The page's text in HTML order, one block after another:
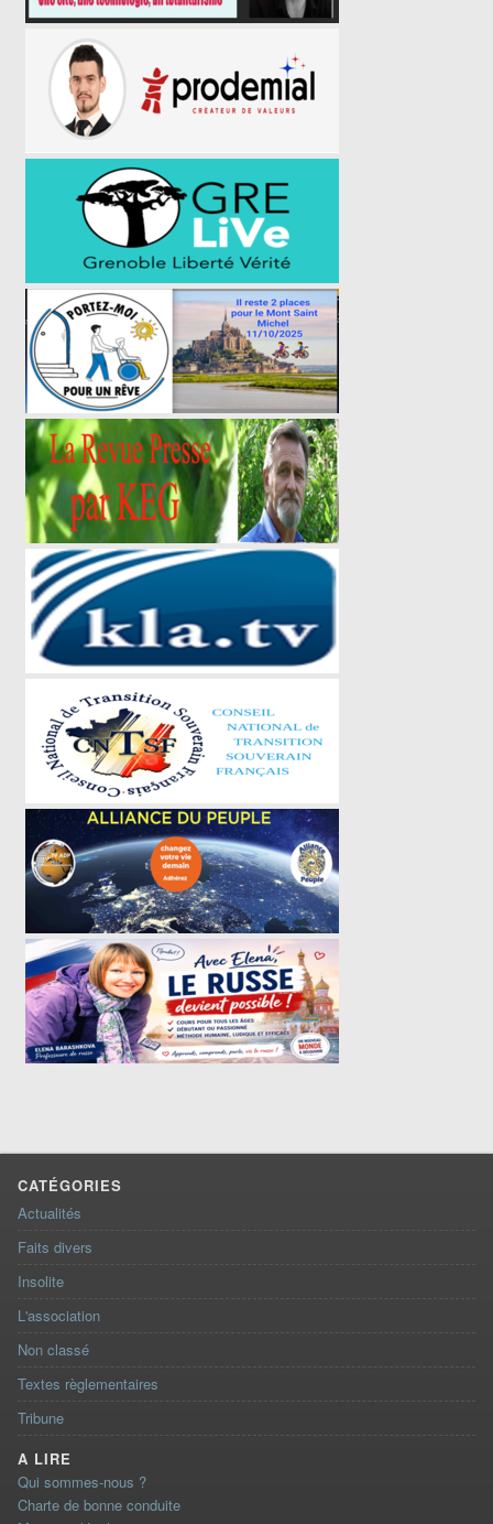
CATÉGORIES
Actualités
Faits divers
Insolite
L'association
Non classé
Textes règlementaires
Tribune
A LIRE
Qui sommes-nous ?
Charte de bonne conduite